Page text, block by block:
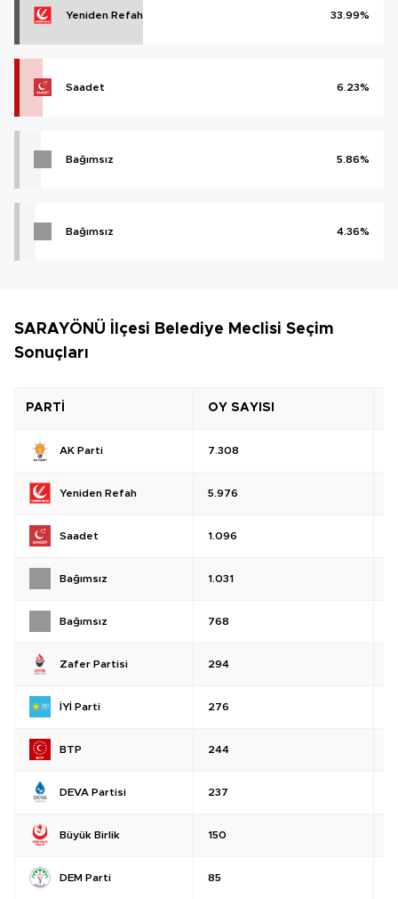
Yeniden Refah 33.99%
Saadet 6.23%
Bağımsız 5.86%
Bağımsız 4.36%
SARAYÖNÜ İlçesi Belediye Meclisi Seçim
Sonuçları
PARTİ OY SAYISI
AK Parti 7.308
Yeniden Refah 5.976
Saadet 1.096
Bağımsız 1.031
Bağımsız 768
Zafer Partisi 294
İYİ Parti 276
BTP 244
DEVA Partisi 237
Büyük Birlik 150
DEM Parti 85